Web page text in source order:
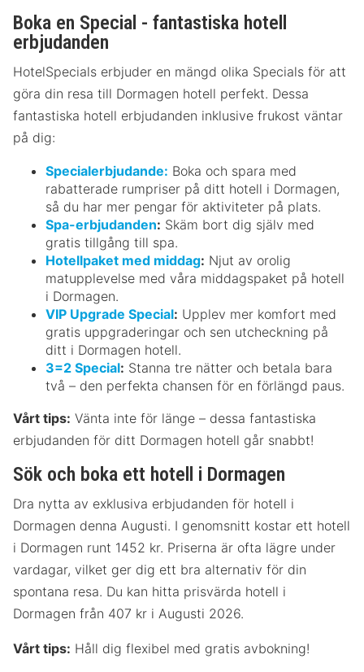
Boka en Special - fantastiska hotell
erbjudanden
HotelSpecials erbjuder en mängd olika Specials för att
göra din resa till Dormagen hotell perfekt. Dessa
fantastiska hotell erbjudanden inklusive frukost väntar
på dig:
Specialerbjudande: Boka och spara med
rabatterade rumpriser på ditt hotell i Dormagen,
så du har mer pengar för aktiviteter på plats.
Spa-erbjudanden: Skäm bort dig själv med
gratis tillgång till spa.
Hotellpaket med middag: Njut av orolig
matupplevelse med våra middagspaket på hotell
i Dormagen.
VIP Upgrade Special: Upplev mer komfort med
gratis uppgraderingar och sen utcheckning på
ditt i Dormagen hotell.
3=2 Special: Stanna tre nätter och betala bara
två – den perfekta chansen för en förlängd paus.
Vårt tips: Vänta inte för länge – dessa fantastiska
erbjudanden för ditt Dormagen hotell går snabbt!
Sök och boka ett hotell i Dormagen
Dra nytta av exklusiva erbjudanden för hotell i
Dormagen denna Augusti. I genomsnitt kostar ett hotell
i Dormagen runt 1452 kr. Priserna är ofta lägre under
vardagar, vilket ger dig ett bra alternativ för din
spontana resa. Du kan hitta prisvärda hotell i
Dormagen från 407 kr i Augusti 2026.
Vårt tips: Håll dig flexibel med gratis avbokning!